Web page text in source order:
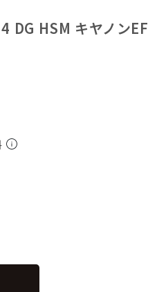
DG HSM キヤノンEF